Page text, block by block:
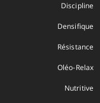
Discipline
Densifique
Résistance
Oléo-Relax
Nutritive